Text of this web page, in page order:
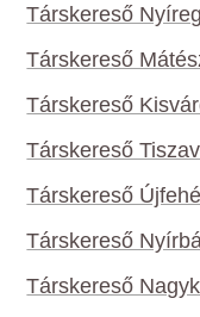
Társkereső
Társkereső
Társkereső
Társkereső
Társkereső
Társkereső
Társkereső